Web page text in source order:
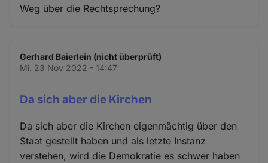
Weg über die Rechtsprechung?
Gerhard Baierlein (nicht überprüft)
Mi. 23 Nov 2022 - 14:47
Da sich aber die Kirchen
Da sich aber die Kirchen eigenmächtig über den
Staat gestellt haben und als letzte Instanz
verstehen, wird die Demokratie es schwer haben